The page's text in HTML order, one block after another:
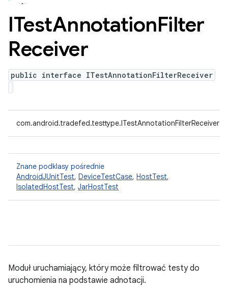
ITestAnnotationFilter
Receiver
public interface ITestAnnotationFilterReceiver
com.android.tradefed.testtype.ITestAnnotationFilterReceiver
Znane podklasy pośrednie
AndroidJUnitTest, DeviceTestCase, HostTest,
IsolatedHostTest, JarHostTest
Moduł uruchamiający, który może filtrować testy do
uruchomienia na podstawie adnotacji.